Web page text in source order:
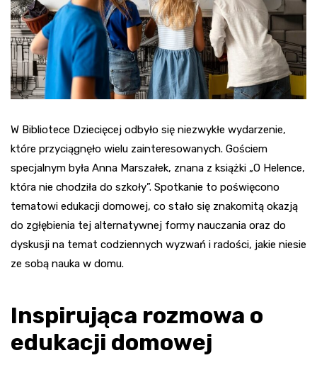
W Bibliotece Dziecięcej odbyło się niezwykłe wydarzenie,
które przyciągnęło wielu zainteresowanych. Gościem
specjalnym była Anna Marszałek, znana z książki „O Helence,
która nie chodziła do szkoły”. Spotkanie to poświęcono
tematowi edukacji domowej, co stało się znakomitą okazją
do zgłębienia tej alternatywnej formy nauczania oraz do
dyskusji na temat codziennych wyzwań i radości, jakie niesie
ze sobą nauka w domu.
Inspirująca rozmowa o
edukacji domowej